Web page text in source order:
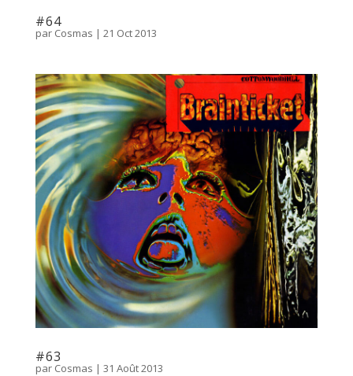
#64
par Cosmas | 21 Oct 2013
#63
par Cosmas | 31 Août 2013